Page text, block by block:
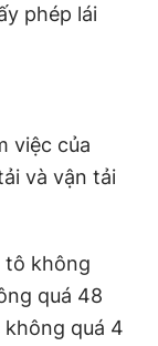
phép lái
việc của
và vận tải
tô không
quá 48
quá 4